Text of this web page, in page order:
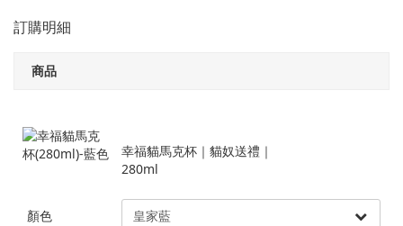
訂購明細
商品
幸福貓馬克杯｜貓奴送禮｜
280ml
顏色